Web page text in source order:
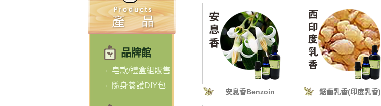
品牌館
皂款/禮盒組販售
隨身養護DIY包
安息香Benzoin 鋸齒乳香(印度乳香)